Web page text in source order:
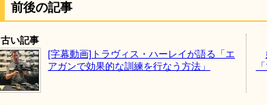
前後の記事
古い記事
[字幕動画]トラヴィス・ハーレイが語る「エ
アガンで効果的な訓練を行なう方法」